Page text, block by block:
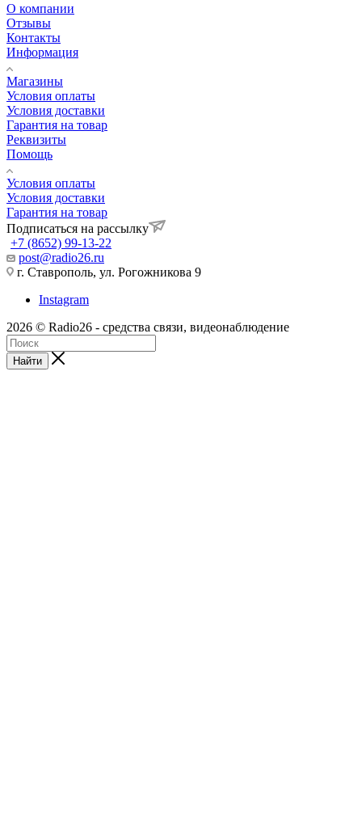
О компании
Отзывы
Контакты
Информация
Магазины
Условия оплаты
Условия доставки
Гарантия на товар
Реквизиты
Помощь
Условия оплаты
Условия доставки
Гарантия на товар
Подписаться на рассылку
+7 (8652) 99-13-22
post@radio26.ru
г. Ставрополь, ул. Рогожникова 9
Instagram
2026 © Radio26 - средства связи, видеонаблюдение
Найти